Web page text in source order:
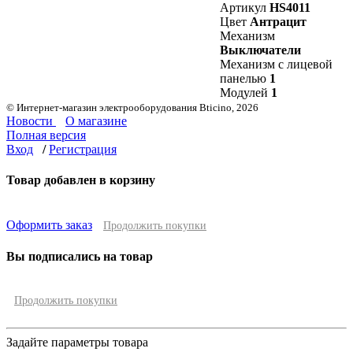
Артикул HS4011
Цвет Антрацит
Механизм
Выключатели
Механизм с лицевой
панелью 1
Модулей 1
© Интернет-магазин электрооборудования Bticino, 2026
Новости
О магазине
Полная версия
Вход
/ Регистрация
Товар добавлен в корзину
Оформить заказ Продолжить покупки
Вы подписались на товар
Продолжить покупки
Задайте параметры товара